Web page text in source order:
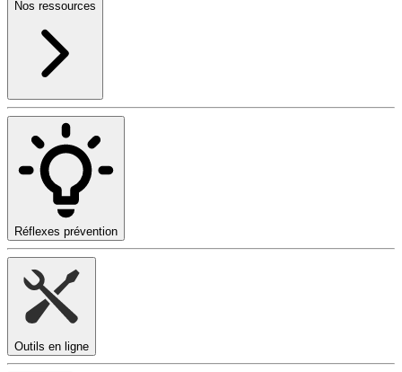
Nos ressources
Réflexes prévention
Outils en ligne